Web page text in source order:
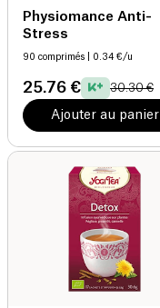
Physiomance Anti-
Stress
90 comprimés | 0.34 €/u
25.76 € 30.30 €
Ajouter au panier